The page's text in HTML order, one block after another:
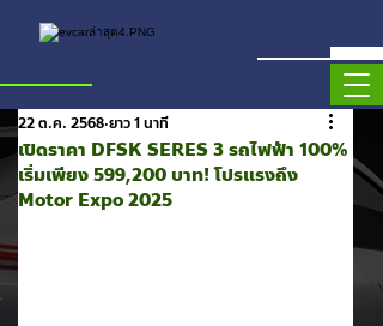
เปิดราคา DFSK SERES 3 รถไฟฟ้า 100%
เริ่มเพียง 599,200 บาท! โปรแรงถึง
Motor Expo 2025
22 ต.ค. 2568 ยาว 1 นาที